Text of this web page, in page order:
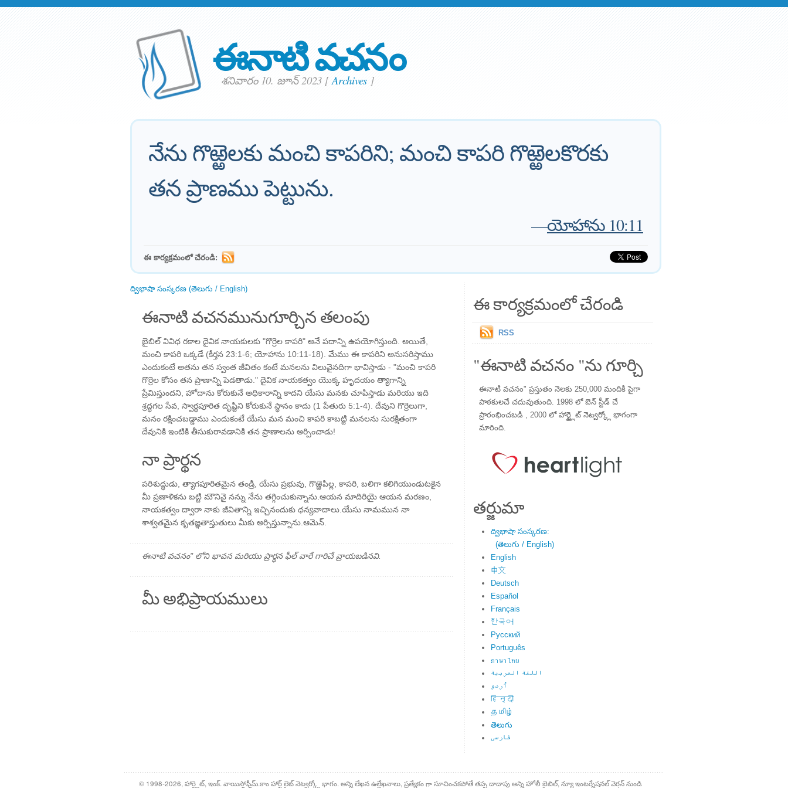
ఈనాటి వచనం
శనివారం 10. జూన్ 2023 [Archives ]
నేను గొఱ్ఱెలకు మంచి కాపరిని; మంచి కాపరి గొఱ్ఱెలకొరకు
తన ప్రాణము పెట్టును.
—యోహాను 10:11
ఈ కార్యక్రమంలో చేరండి:
ద్విభాషా సంస్కరణ (తెలుగు / English)
ఈనాటి వచనమునుగూర్చిన తలంపు
బైబిల్ వివిధ రకాల దైవిక నాయకులకు "గొర్రెల కాపరి" అనే పదాన్ని ఉపయోగిస్తుంది. అయితే,
మంచి కాపరి ఒక్కడే (కీర్తన 23:1-6; యోహాను 10:11-18). మేము ఈ కాపరిని అనుసరిస్తాము
ఎందుకంటే అతను తన స్వంత జీవితం కంటే మనలను విలువైనదిగా భావిస్తాడు - "మంచి కాపరి
గొర్రెల కోసం తన ప్రాణాన్ని పెడతాడు." దైవిక నాయకత్వం యొక్క హృదయం త్యాగాన్ని
ప్రేమిస్తుందని, హోదాను కోరుకునే అధికారాన్ని కాదని యేసు మనకు చూపిస్తాడు మరియు ఇది
శ్రద్ధగల సేవ, స్వార్థపూరిత దృష్టిని కోరుకునే స్థానం కాదు (1 పేతురు 5:1-4). దేవుని గొర్రెలుగా,
మనం రక్షించబడ్డాము ఎందుకంటే యేసు మన మంచి కాపరి కాబట్టి మనలను సురక్షితంగా
దేవునికి ఇంటికి తీసుకురావడానికి తన ప్రాణాలను అర్పించాడు!
నా ప్రార్థన
పరిశుద్ధుడు, త్యాగపూరితమైన తండ్రి, యేసు ప్రభువు, గొఱ్ఱెపిల్ల, కాపరి, బలిగా కలిగియుండుటకైన
మీ ప్రణాళికను బట్టి మౌనినై నన్ను నేను తగ్గించుకున్నాను.ఆయన మాదిరియై ఆయన మరణం,
నాయకత్వం ద్వారా నాకు జీవితాన్ని ఇచ్చినందుకు ధన్యవాదాలు.యేసు నామమున నా
శాశ్వతమైన కృతజ్ఞతాస్తుతులు మీకు అర్పిస్తున్నాను.ఆమెన్.
ఈనాటి వచనం" లోని భావన మరియు ప్రార్థన ఫీల్ వారే గారిచే వ్రాయబడినవి.
మీ అభిప్రాయములు
ఈ కార్యక్రమంలో చేరండి
RSS
"ఈనాటి వచనం "ను గూర్చి
ఈనాటి వచనం" ప్రస్తుతం నెలకు 250,000 మందికి పైగా
పాఠకులచే చదువుతుంది. 1998 లో బెన్ స్టీడ్ చే
ప్రారంభించబడి , 2000 లో హార్ట్లైట్ నెట్వర్క్లో భాగంగా
మారింది.
తర్జుమా
ద్విభాషా సంస్కరణ:
(తెలుగు / English)
English
中文
Deutsch
Español
Français
한국어
Русский
Português
ภาษาไทย
اللغة العربية
اُردو
हिन्दी
தமிழ்
తెలుగు
فارسی
© 1998-2026, హార్ట్లైట్, ఇంక్. వాయిస్హోఫ్హీమ్.కాం హార్ట్ లైట్ నెట్వర్క్లో భాగం. అన్ని లేఖన ఉల్లేఖనాలు, ప్రత్యేకం గా సూచించకపోతే తప్ప దాదాపు అన్ని హోలీ బైబిల్, న్యూ ఇంటర్నేషనల్ వెర్షన్ నుండి